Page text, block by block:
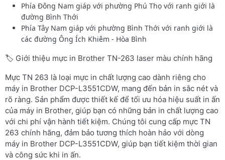
Phía Đông Nam giáp với phường Phú Thọ với ranh giới là
đường Bình Thới
Phía Tây Nam giáp với phường Bình Thới với ranh giới là
các đường Ông Ích Khiêm - Hòa Bình
🏷️ Giới thiệu mực in Brother TN-263 laser màu chính hãng
Mực TN 263 là loại mực in chất lượng cao dành riêng cho
máy in Brother DCP-L3551CDW, mang đến bản in sắc nét và
rõ ràng. Sản phẩm được thiết kế để tối ưu hóa hiệu suất in ấn
của máy in Brother, giúp bạn có những bản in chất lượng cao
với chi phí vận hành tiết kiệm. Chúng tôi cung cấp mực TN
263 chính hãng, đảm bảo tương thích hoàn hảo với dòng
máy in Brother DCP-L3551CDW, giúp bạn tiết kiệm thời gian
và công sức khi in ấn.